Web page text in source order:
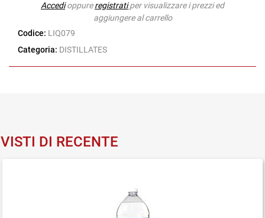
Accedioppureregistrati per visualizzare i prezzi ed
aggiungere al carrello
Codice: LIQ079
Categoria: DISTILLATES
VISTI DI RECENTE